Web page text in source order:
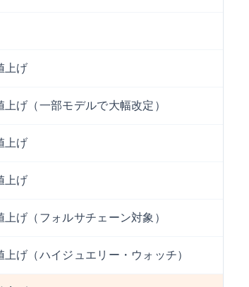
上げ
げ（一部モデルで大幅改定）
上げ
上げ
げ（フォルサチェーン対象）
げ（ハイジュエリー・ウォッチ）